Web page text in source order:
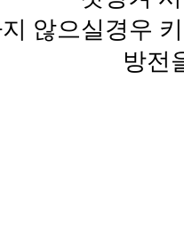
않으실경우
방전